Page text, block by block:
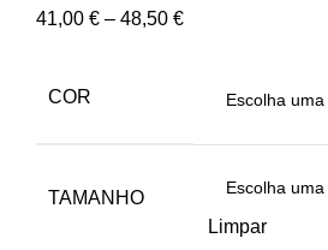
41,00 € – 48,50 €
COR
TAMANHO
Limpar